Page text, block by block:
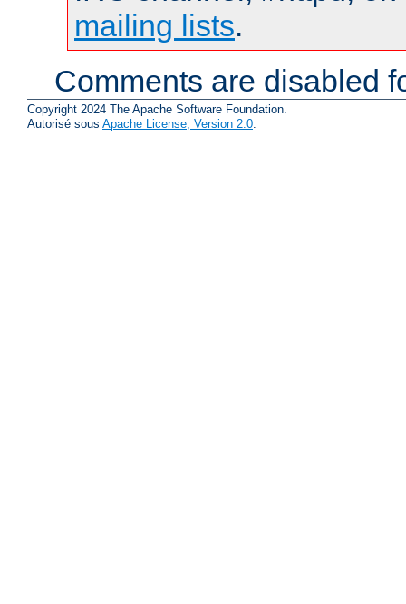
mailing lists.
Comments are disabled
Copyright 2024 The Apache Software Foundation.
Autorisé sous Apache License, Version 2.0.